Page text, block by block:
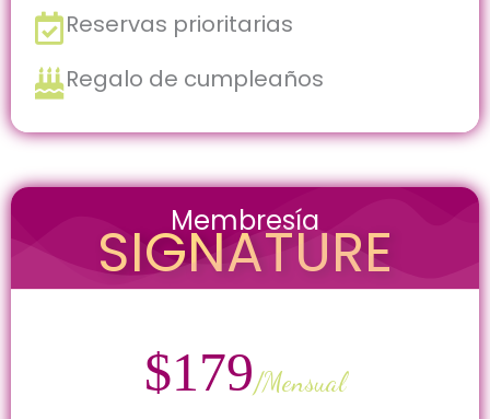
Reservas prioritarias
Regalo de cumpleaños
Membresía
SIGNATURE
$179/Mensual